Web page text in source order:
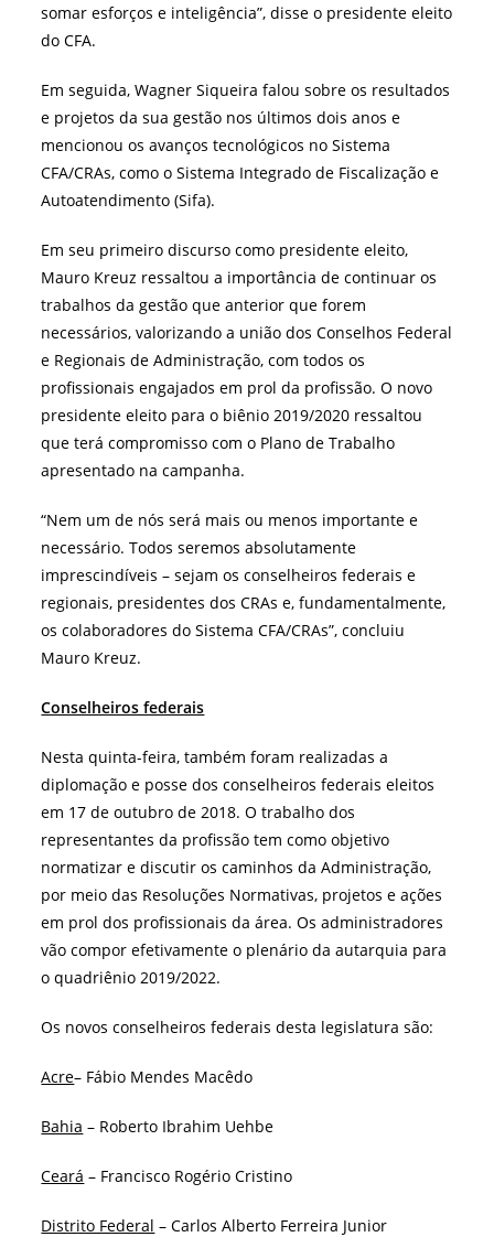
somar esforços e inteligência”, disse o presidente eleito
do CFA.
Em seguida, Wagner Siqueira falou sobre os resultados
e projetos da sua gestão nos últimos dois anos e
mencionou os avanços tecnológicos no Sistema
CFA/CRAs, como o Sistema Integrado de Fiscalização e
Autoatendimento (Sifa).
Em seu primeiro discurso como presidente eleito,
Mauro Kreuz ressaltou a importância de continuar os
trabalhos da gestão que anterior que forem
necessários, valorizando a união dos Conselhos Federal
e Regionais de Administração, com todos os
profissionais engajados em prol da profissão. O novo
presidente eleito para o biênio 2019/2020 ressaltou
que terá compromisso com o Plano de Trabalho
apresentado na campanha.
“Nem um de nós será mais ou menos importante e
necessário. Todos seremos absolutamente
imprescindíveis – sejam os conselheiros federais e
regionais, presidentes dos CRAs e, fundamentalmente,
os colaboradores do Sistema CFA/CRAs”, concluiu
Mauro Kreuz.
Conselheiros federais
Nesta quinta-feira, também foram realizadas a
diplomação e posse dos conselheiros federais eleitos
em 17 de outubro de 2018. O trabalho dos
representantes da profissão tem como objetivo
normatizar e discutir os caminhos da Administração,
por meio das Resoluções Normativas, projetos e ações
em prol dos profissionais da área. Os administradores
vão compor efetivamente o plenário da autarquia para
o quadriênio 2019/2022.
Os novos conselheiros federais desta legislatura são:
Acre– Fábio Mendes Macêdo
Bahia – Roberto Ibrahim Uehbe
Ceará – Francisco Rogério Cristino
Distrito Federal – Carlos Alberto Ferreira Junior